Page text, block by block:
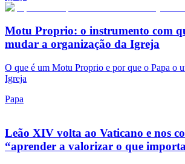
Motu Proprio: o instrumento com
mudar a organização da Igreja
O que é um Motu Proprio e por que o Papa o
Igreja
Papa
Leão XIV volta ao Vaticano e nos
“aprender a valorizar o que